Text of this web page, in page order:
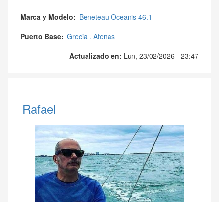
Marca y Modelo
Beneteau Oceanis 46.1
Puerto Base Grecia . Atenas
Actualizado en: Lun, 23/02/2026 - 23:47
Rafael